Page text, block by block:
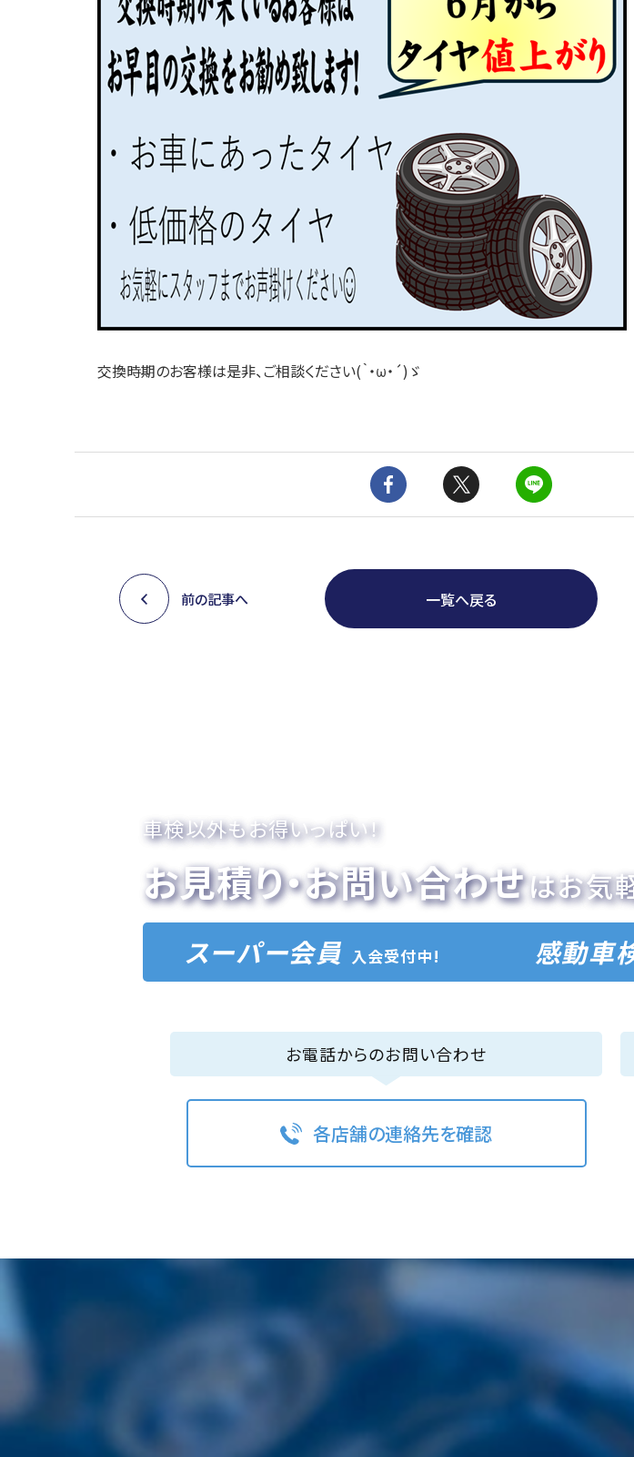
交換時期のお客様は是非、ご相談ください(｀・ω・´)ゞ
一覧へ戻る
前の記事へ
車検以外もお得いっぱい！
お見積り・お問い合わせはお気
スーパー会員 入会受付中! 感動車
お電話からのお問い合わせ
各店舗の連絡先を確認
熊本県熊本市中央区本山4丁目3番7号
TEL.096-352-8177 08:30~17:30（土日祝休）
車検
種類と特徴
流れ